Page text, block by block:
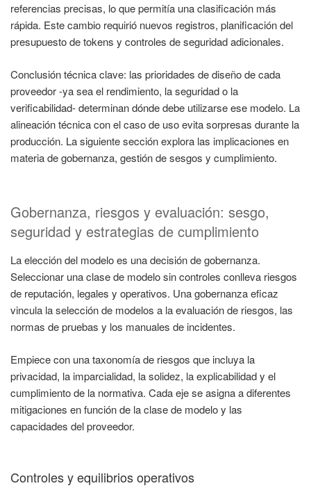
referencias precisas, lo que permitía una clasificación más
rápida. Este cambio requirió nuevos registros, planificación del
presupuesto de tokens y controles de seguridad adicionales.
Conclusión técnica clave: las prioridades de diseño de cada
proveedor -ya sea el rendimiento, la seguridad o la
verificabilidad- determinan dónde debe utilizarse ese modelo. La
alineación técnica con el caso de uso evita sorpresas durante la
producción. La siguiente sección explora las implicaciones en
materia de gobernanza, gestión de sesgos y cumplimiento.
Gobernanza, riesgos y evaluación: sesgo,
seguridad y estrategias de cumplimiento
La elección del modelo es una decisión de gobernanza.
Seleccionar una clase de modelo sin controles conlleva riesgos
de reputación, legales y operativos. Una gobernanza eficaz
vincula la selección de modelos a la evaluación de riesgos, las
normas de pruebas y los manuales de incidentes.
Empiece con una taxonomía de riesgos que incluya la
privacidad, la imparcialidad, la solidez, la explicabilidad y el
cumplimiento de la normativa. Cada eje se asigna a diferentes
mitigaciones en función de la clase de modelo y las
capacidades del proveedor.
Controles y equilibrios operativos